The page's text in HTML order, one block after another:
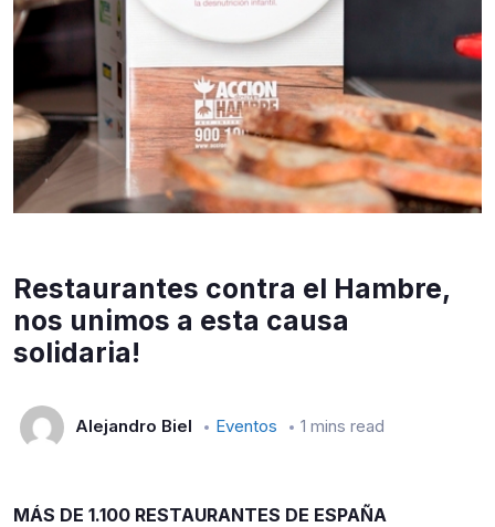
Restaurantes contra el Hambre,
nos unimos a esta causa
solidaria!
Alejandro Biel Eventos 1 mins read
MÁS DE 1.100 RESTAURANTES DE ESPAÑA